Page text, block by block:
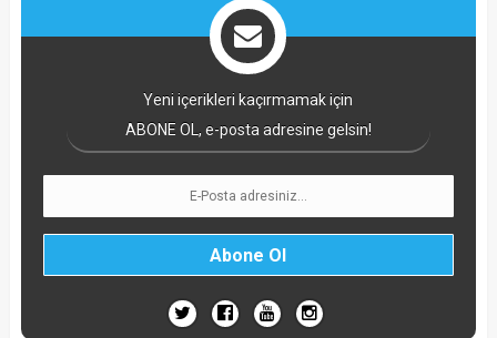
Yeni içerikleri kaçırmamak için
ABONE OL, e-posta adresine gelsin!